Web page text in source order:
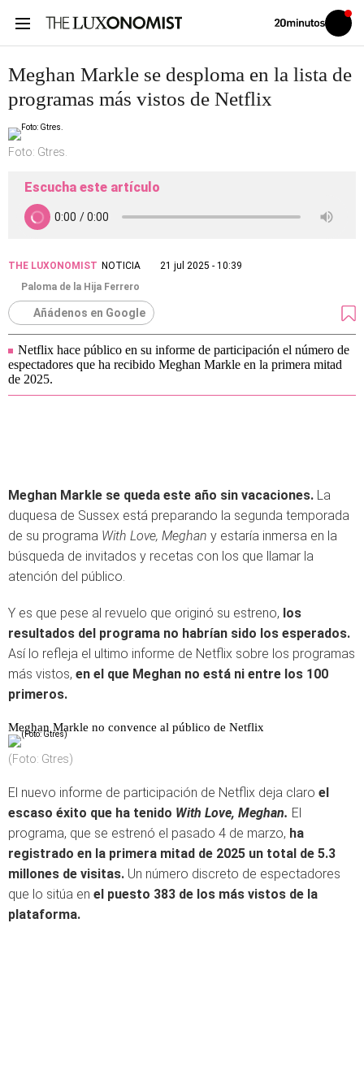
Volver
Iniciar
sesión
Meghan Markle se desploma en la lista de
programas más vistos de Netflix
Foto: Gtres.
Escucha este artículo
THE LUXONOMIST NOTICIA
21 jul 2025 - 10:39
Paloma de la Hija Ferrero
Añádenos en Google
Netflix hace público en su informe de participación el número de
espectadores que ha recibido Meghan Markle en la primera mitad
de 2025.
Meghan Markle se queda este año sin vacaciones. La
duquesa de Sussex está preparando la segunda temporada
de su programa With Love, Meghan y estaría inmersa en la
búsqueda de invitados y recetas con los que llamar la
atención del público.
Y es que pese al revuelo que originó su estreno, los
resultados del programa no habrían sido los esperados.
Así lo refleja el ultimo informe de Netflix sobre los programas
más vistos, en el que Meghan no está ni entre los 100
primeros.
Meghan Markle no convence al público de Netflix
(Foto: Gtres)
El nuevo informe de participación de Netflix deja claro el
escaso éxito que ha tenido With Love, Meghan. El
programa, que se estrenó el pasado 4 de marzo, ha
registrado en la primera mitad de 2025 un total de 5.3
millones de visitas. Un número discreto de espectadores
que lo sitúa en el puesto 383 de los más vistos de la
plataforma.